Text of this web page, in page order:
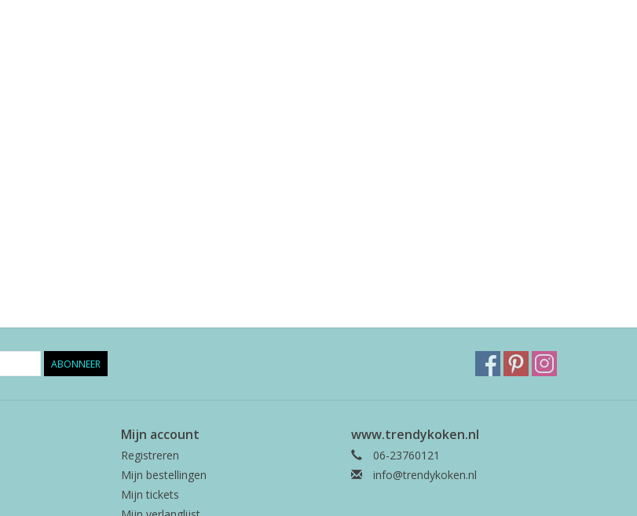
ABONNEER
Mijn account
Registreren
Mijn bestellingen
Mijn tickets
www.trendykoken.nl
06-23760121
info@trendykoken.nl